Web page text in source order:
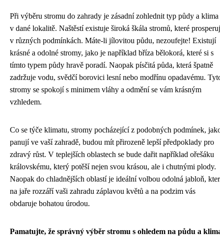
Při výběru stromu do zahrady je zásadní zohlednit typ půdy a klima
v dané lokalitě. Naštěstí existuje široká škála stromů, které
v různých podmínkách. Máte-li jílovitou půdu, nezoufejte! Existují
krásné a odolné stromy, jako je například bříza bělokorá, které si s
tímto typem půdy hravě poradí. Naopak písčitá půda, která špatně
zadržuje vodu, svědčí borovici lesní nebo modřínu opadavému.
stromy se spokojí s minimem vláhy a odmění se vám krásným
vzhledem.
Co se týče klimatu, stromy pocházející z podobných podmínek,
panují ve vaší zahradě, budou mít přirozeně lepší předpoklady pro
zdravý růst. V teplejších oblastech se bude dařit například ořešáku
královskému, který potěší nejen svou krásou, ale i chutnými plody.
Naopak do chladnějších oblastí je ideální volbou odolná jabloň,
na jaře rozzáří vaši zahradu záplavou květů a na podzim vás
obdaruje bohatou úrodou.
Pamatujte, že správný výběr stromu s ohledem na půdu a